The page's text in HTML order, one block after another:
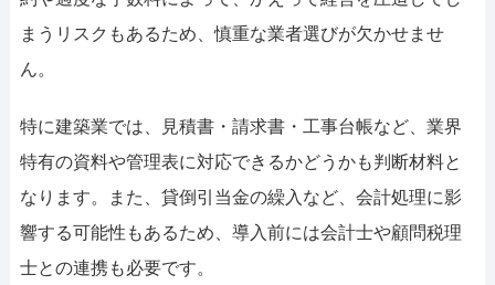
まうリスクもあるため、慎重な業者選びが欠かせませ
ん。
特に建築業では、見積書・請求書・工事台帳など、業界
特有の資料や管理表に対応できるかどうかも判断材料と
なります。また、貸倒引当金の繰入など、会計処理に影
響する可能性もあるため、導入前には会計士や顧問税理
士との連携も必要です。